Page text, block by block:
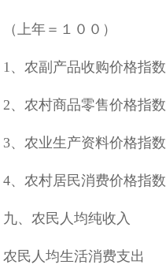
（上年＝１００）
1、农副产品收购价格指数
2、农村商品零售价格指数
3、农业生产资料价格指数
4、农村居民消费价格指数
九、农民人均纯收入
农民人均生活消费支出